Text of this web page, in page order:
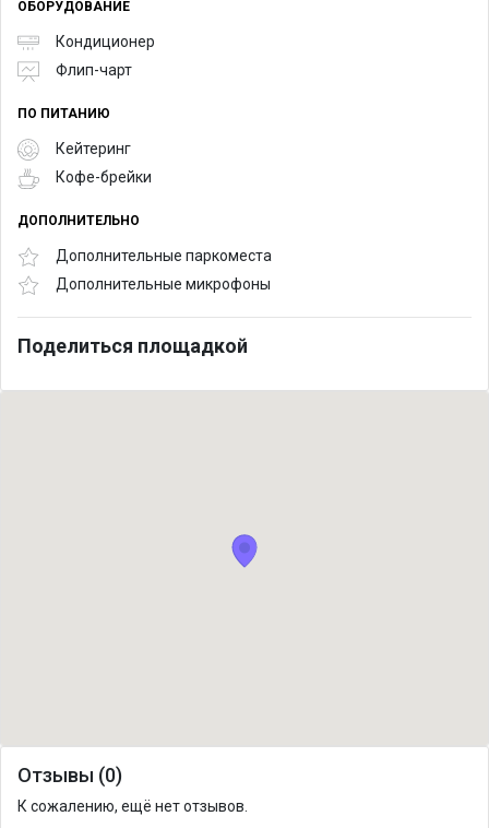
ОБОРУДОВАНИЕ
Кондиционер
Флип-чарт
ПО ПИТАНИЮ
Кейтеринг
Кофе-брейки
ДОПОЛНИТЕЛЬНО
Дополнительные паркоместа
Дополнительные микрофоны
Поделиться площадкой
Отзывы (0)
К сожалению, ещё нет отзывов.